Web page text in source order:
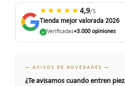
★★★★★4,9/5
Tienda mejor valorada 2026
Verificadas+3.000 opiniones
— AVISOS DE NOVEDADES —
¿Te avisamos cuando entren